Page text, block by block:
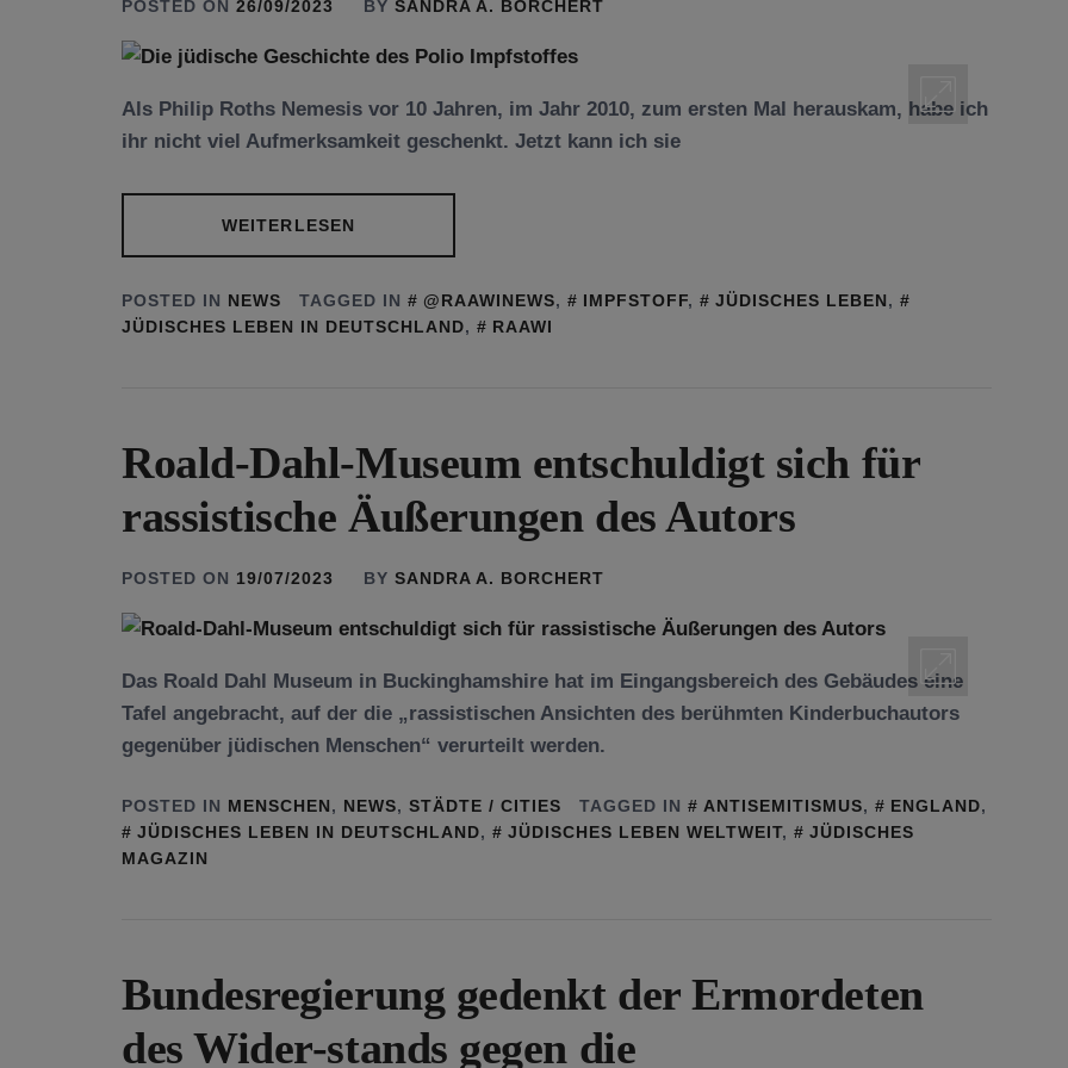
POSTED ON 26/09/2023 BY SANDRA A. BORCHERT
Als Philip Roths Nemesis vor 10 Jahren, im Jahr 2010, zum ersten Mal herauskam, habe ich
ihr nicht viel Aufmerksamkeit geschenkt. Jetzt kann ich sie
WEITERLESEN
POSTED IN NEWS TAGGED IN @RAAWINEWS, IMPFSTOFF, JÜDISCHES LEBEN,
JÜDISCHES LEBEN IN DEUTSCHLAND, RAAWI
Roald-Dahl-Museum entschuldigt sich für
rassistische Äußerungen des Autors
POSTED ON 19/07/2023 BY SANDRA A. BORCHERT
Das Roald Dahl Museum in Buckinghamshire hat im Eingangsbereich des Gebäudes eine
Tafel angebracht, auf der die „rassistischen Ansichten des berühmten Kinderbuchautors
gegenüber jüdischen Menschen“ verurteilt werden.
POSTED IN MENSCHEN, NEWS, STÄDTE / CITIES TAGGED IN ANTISEMITISMUS, ENGLAND,
JÜDISCHES LEBEN IN DEUTSCHLAND, JÜDISCHES LEBEN WELTWEIT,
JÜDISCHES
MAGAZIN
Bundesregierung gedenkt der Ermordeten
des Wider-stands gegen die